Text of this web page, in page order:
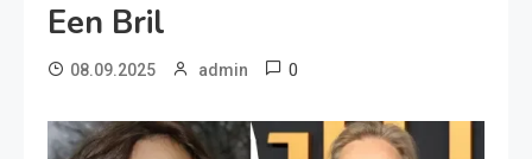
Een Bril
08.09.2025 admin 0